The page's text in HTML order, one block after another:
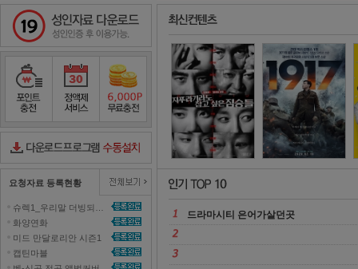
10 넷플릭스
1 지푸라기
포인트충전 정액제서비스포인트무료충전
다운로드컨트롤러수동설치
요청자료 등록현황
화양연화
미드 만달로리안 시즌1
캡틴마블
드라마시티 은어가살던곳